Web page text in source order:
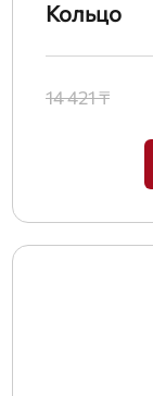
Кольцо
14 421 ₸